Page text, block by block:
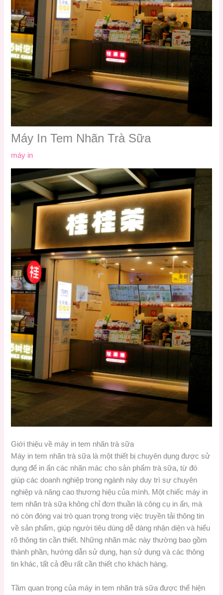
Máy In Tem Nhãn Trà Sữa
máy in
Giới thiệu về máy in tem nhãn trà sữa
Máy in tem nhãn trà sữa là một thiết bị chuyên dụng được sử
dụng để in ấn các nhãn mác cho sản phẩm trà sữa, từ đó
giúp các doanh nghiệp trong ngành này duy trì sự chuyên
nghiệp và nâng cao thương hiệu của mình. Một chiếc máy in
tem nhãn trà sữa không chỉ đơn thuần là công cụ in ấn, mà
nó còn đóng vai trò quan trọng trong việc truyền tải thông tin
về sản phẩm, giúp người tiêu dùng dễ dàng nhận diện và hiểu
rõ thông tin cần thiết. Những nhãn mác này thường bao gồm
thành phần, hướng dẫn sử dụng, hạn sử dụng và các thông
tin khác, tất cả đều rất cần thiết cho khách hàng.
Tầm quan trọng của máy in tem nhãn trà sữa được thể hiện